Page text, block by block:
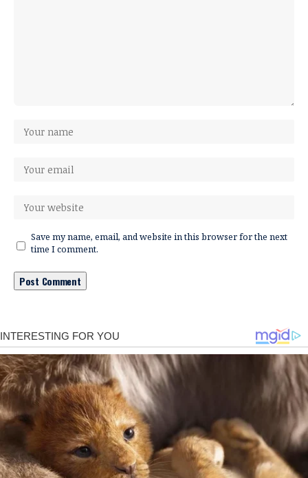
Save my name, email, and website in this browser for the next
time I comment.